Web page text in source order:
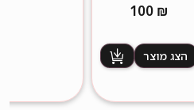
100 ₪
הצג מוצר